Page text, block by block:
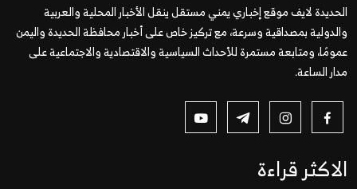
الحديدة لايف موقع إخباري يمني مستقل ينقل الأخبار المحلية والعربية
والدولية بمصداقية وسرعة، مع تركيز خاص على أخبار محافظة الحديدة واليمن
عمومًا، ومتابعة مستمرة للأحداث السياسية والاقتصادية والاجتماعية على
مدار الساعة.
الاكثر قراءة